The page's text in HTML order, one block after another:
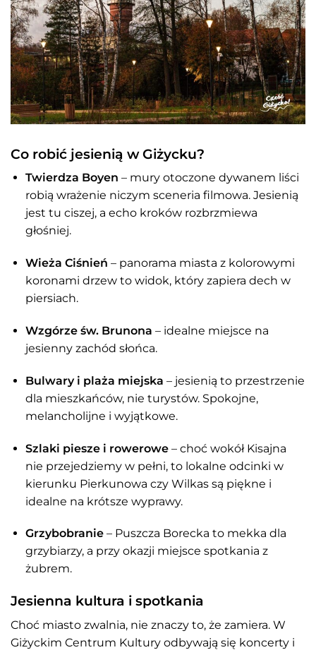
Co robić jesienią w Giżycku?
Twierdza Boyen – mury otoczone dywanem liści
robią wrażenie niczym sceneria filmowa. Jesienią
jest tu ciszej, a echo kroków rozbrzmiewa
głośniej.
Wieża Ciśnień – panorama miasta z kolorowymi
koronami drzew to widok, który zapiera dech w
piersiach.
Wzgórze św. Brunona – idealne miejsce na
jesienny zachód słońca.
Bulwary i plaża miejska – jesienią to przestrzenie
dla mieszkańców, nie turystów. Spokojne,
melancholijne i wyjątkowe.
Szlaki piesze i rowerowe– choć wokół Kisajna
nie przejedziemy w pełni, to lokalne odcinki w
kierunku Pierkunowa czy Wilkas są piękne i
idealne na krótsze wyprawy.
Grzybobranie– Puszcza Borecka to mekka dla
grzybiarzy, a przy okazji miejsce spotkania z
żubrem.
Jesienna kultura i spotkania
Choć miasto zwalnia, nie znaczy to, że zamiera. W
Giżyckim Centrum Kultury odbywają się koncerty i